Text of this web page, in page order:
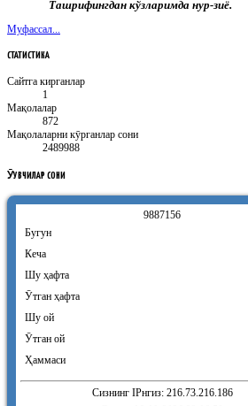
Ташрифингдан кўзларимда нур-зиё.
Муфассал...
СТАТИСТИКА
Сайтга кирганлар
1
Мақолалар
872
Мақолаларни кӯрганлар сони
2489988
ӮҚУВЧИЛАРСОНИ
9887156
Бугун
Кеча
Шу ҳафта
Ӯтган ҳафта
Шу ой
Ӯтган ой
Ҳаммаси
Сизнинг IPнгиз: 216.73.216.186